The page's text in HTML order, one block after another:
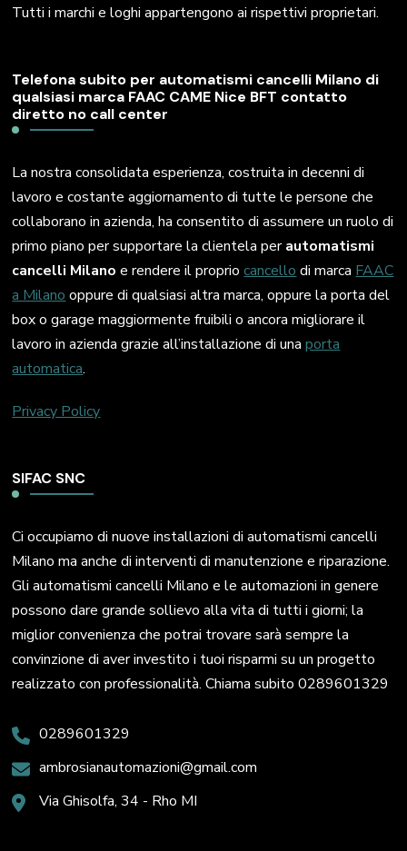
Tutti i marchi e loghi appartengono ai rispettivi proprietari.
Telefona subito per automatismi cancelli Milano di
qualsiasi marca FAAC CAME Nice BFT contatto
diretto no call center
La nostra consolidata esperienza, costruita in decenni di
lavoro e costante aggiornamento di tutte le persone che
collaborano in azienda, ha consentito di assumere un ruolo di
primo piano per supportare la clientela perautomatismi
cancelli Milano e rendere il propriocancello di marca FAAC
a Milano oppure di qualsiasi altra marca, oppure la porta del
box o garage maggiormente fruibili o ancora migliorare il
lavoro in azienda grazie all’installazione di unaporta
automatica.
Privacy Policy
SIFAC SNC
Ci occupiamo di nuove installazioni di automatismi cancelli
Milano ma anche di interventi di manutenzione e riparazione.
Gli automatismi cancelli Milano e le automazioni in genere
possono dare grande sollievo alla vita di tutti i giorni; la
miglior convenienza che potrai trovare sarà sempre la
convinzione di aver investito i tuoi risparmi su un progetto
realizzato con professionalità. Chiama subito 0289601329
0289601329
ambrosianautomazioni@gmail.com
Via Ghisolfa, 34 - Rho MI